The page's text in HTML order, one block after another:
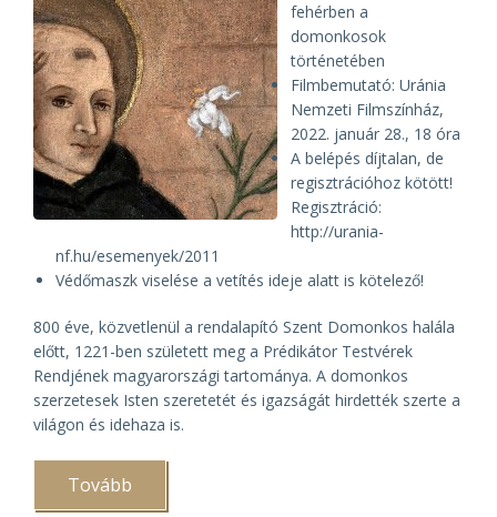
fehérben a
domonkosok
történetében
Filmbemutató: Uránia
Nemzeti Filmszínház,
2022. január 28., 18 óra
A belépés díjtalan, de
regisztrációhoz kötött!
Regisztráció:
http://urania-
nf.hu/esemenyek/2011
Védőmaszk viselése a vetítés ideje alatt is kötelező!
800 éve, közvetlenül a rendalapító Szent Domonkos halála
előtt, 1221-ben született meg a Prédikátor Testvérek
Rendjének magyarországi tartománya. A domonkos
szerzetesek Isten szeretetét és igazságát hirdették szerte a
világon és idehaza is.
Tovább